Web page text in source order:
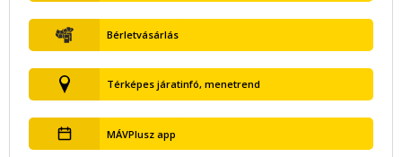
Bérletvásárlás
Térképes járatinfó, menetrend
MÁVPlusz app